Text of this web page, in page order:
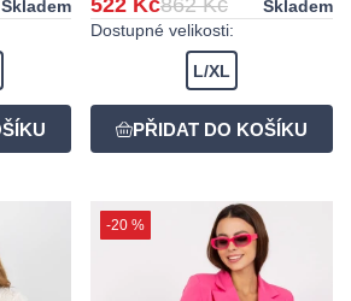
Skladem
Skladem
Dostupné velikosti:
L/XL
-20 %